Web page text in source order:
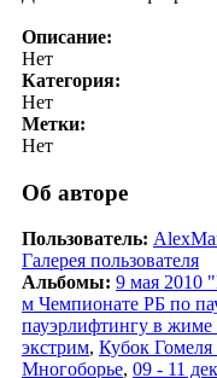
Описание:
Нет
Категория:
Нет
Метки:
Нет
Об авторе
Пользователь:
Галерея пользователя
Альбомы: 9 мая 2010
м Чемпионате РБ по
пауэрлифтингу в жиме
экстрим, Кубок
Многоборье, 09 - 11